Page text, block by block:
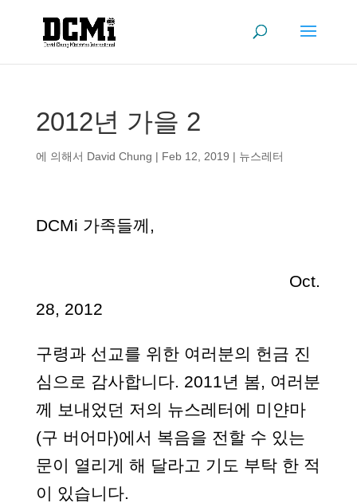
2012년 가을 2
에 의해서 David Chung | Feb 12, 2019 | 뉴스레터
DCMi 가족들께,
Oct.
28, 2012
구령과 선교를 위한 여러분의 헌금 진
심으로 감사합니다. 2011년 봄, 여러분
께 보내었던 저의 뉴스레터에 미얀마
(구 버어마)에서 복음을 전할 수 있는
문이 열리게 해 달라고 기도 부탁 한 적
이 있습니다.